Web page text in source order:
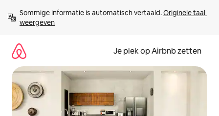
direct
naar
Sommige informatie is automatisch vertaald. Originele taal
weergeven
Je plek op Airbnb zetten